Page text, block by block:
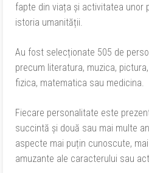
fapte din viața și activitatea unor
istoria umanității.
Au fost selecționate 505 de
precum literatura, muzica,
fizica, matematica sau medicina.
Fiecare personalitate este
succintă și două sau mai multe
aspecte mai puțin cunoscute,
amuzante ale caracterului sau